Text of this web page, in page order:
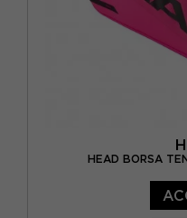
HEAD BORSA